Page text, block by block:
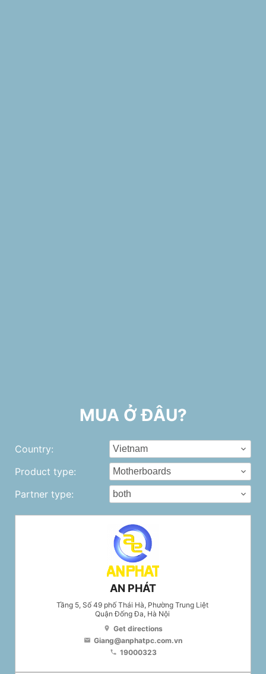
MUA Ở ĐÂU?
Country:
Product type:
Partner type:
AN PHÁT
Tầng 5, Số 49 phố Thái Hà, Phường Trung Liệt
Quận Đống Đa, Hà Nội
location_on Get directions
email Giang@anphatpc.com.vn
phone 19000323